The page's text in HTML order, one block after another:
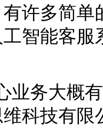
许多简
智能客
业务大概
科技有限